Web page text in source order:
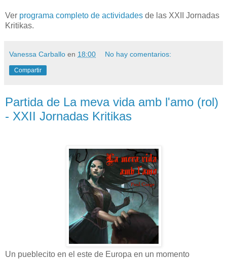
Ver programa completo de actividades de las XXII Jornadas
Kritikas.
Vanessa Carballo en 18:00 No hay comentarios:
Compartir
Partida de La meva vida amb l'amo (rol)
- XXII Jornadas Kritikas
Un pueblecito en el este de Europa en un momento